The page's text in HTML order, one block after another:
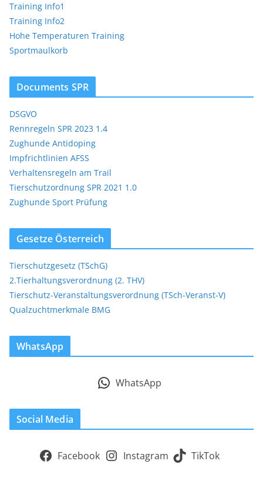
Training Info1
Training Info2
Hohe Temperaturen Training
Sportmaulkorb
Documents SPR
DSGVO
Rennregeln SPR 2023 1.4
Zughunde Antidoping
Impfrichtlinien AFSS
Verhaltensregeln am Trail
Tierschutzordnung SPR 2021 1.0
Zughunde Sport Prüfung
Gesetze Österreich
Tierschutzgesetz (TSchG)
2.Tierhaltungsverordnung (2. THV)
Tierschutz-Veranstaltungsverordnung (TSch-Veranst-V)
Qualzuchtmerkmale BMG
WhatsApp
WhatsApp
Social Media
Facebook Instagram TikTok